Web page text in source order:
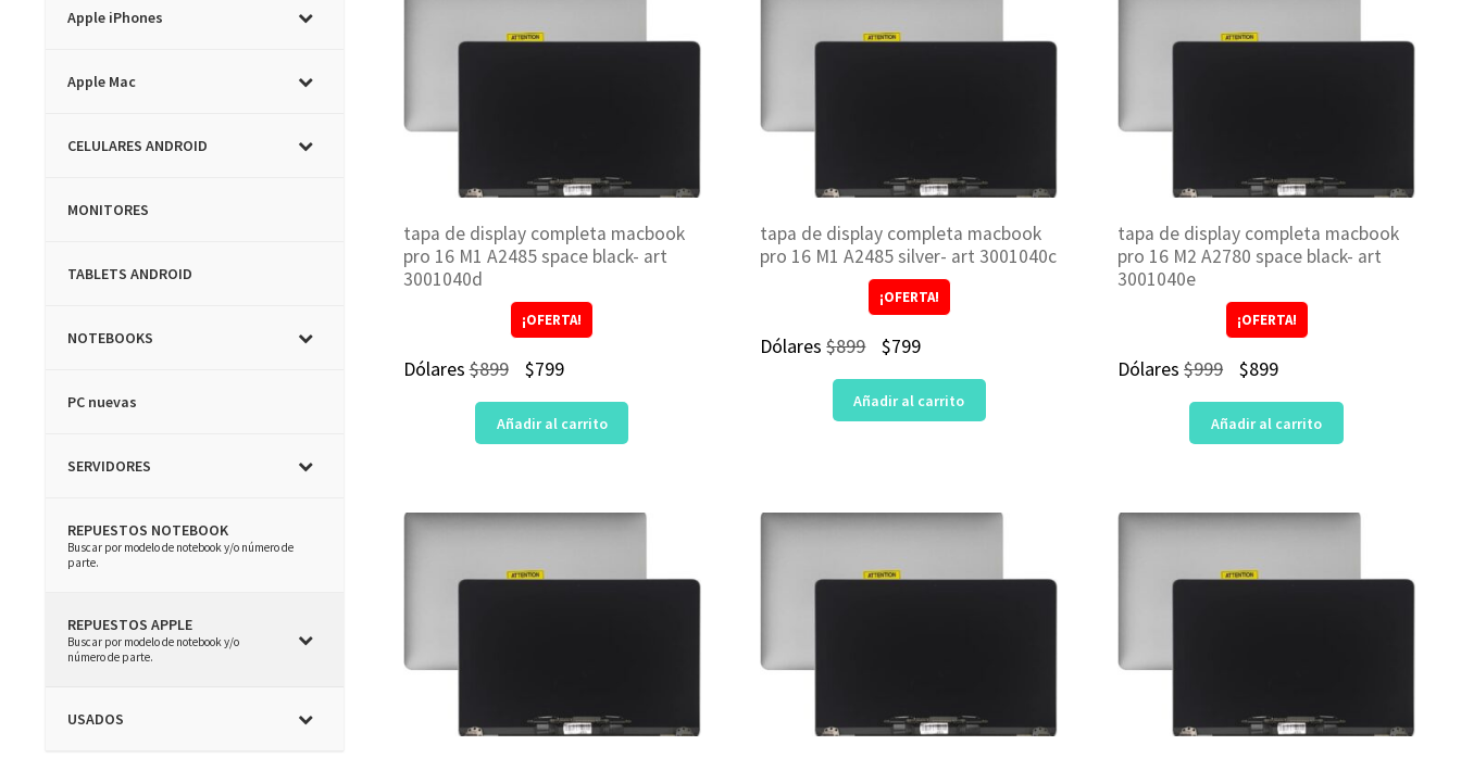
tapa de display completa macbook
pro 16 M1 A2485 space black- art
3001040d
¡OFERTA!
Dólares$899
El
precio
original
$799El
precio
actual
Añadir al carrito
tapa de display completa macbook
pro 16 M1 A2485 silver- art 3001040c
¡OFERTA!
Dólares$899
El
precio
original
$799El
precio
actual
Añadir al carrito
tapa de display completa macbook
pro 16 M2 A2780 space black- art
3001040e
¡OFERTA!
Dólares$999
El
precio
original
$899El
precio
actual
Añadir al carrito
Apple iPhones
Apple Mac
CELULARES ANDROID
MONITORES
TABLETS ANDROID
NOTEBOOKS
PC nuevas
SERVIDORES
REPUESTOS NOTEBOOK
–
Buscar por modelo de notebook y/o número de
parte.
REPUESTOS APPLE
–
Buscar por modelo de notebook y/o
número de parte.
USADOS